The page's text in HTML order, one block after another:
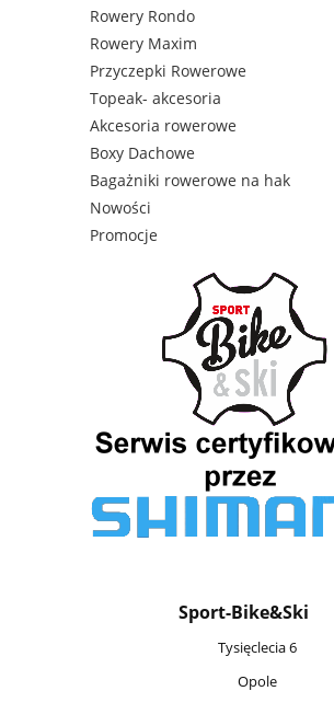
Rowery Rondo
Rowery Maxim
Przyczepki Rowerowe
Topeak- akcesoria
Akcesoria rowerowe
Boxy Dachowe
Bagażniki rowerowe na hak
Nowości
Promocje
Sport-Bike&Ski
Tysięclecia 6
Opole